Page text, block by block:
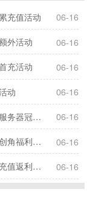
充值活动
06-16
外活动
06-16
充活动
06-16
动
06-16
冠名活动
06-16
利活动
06-16
利活动 06-16